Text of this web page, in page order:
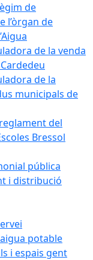
de
l’òrgan de
de la venda
de la
municipals de
del
Bressol
pública
i distribució
potable
i espais gent